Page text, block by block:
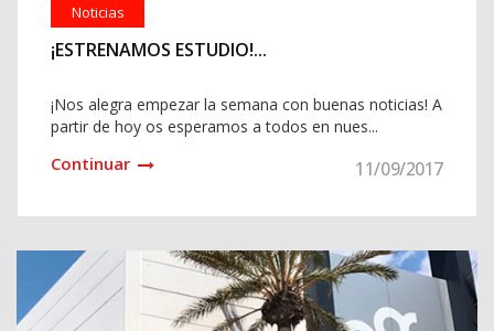
Noticias
¡ESTRENAMOS ESTUDIO!...
¡Nos alegra empezar la semana con buenas noticias! A
partir de hoy os esperamos a todos en nues...
Continuar 11/09/2017